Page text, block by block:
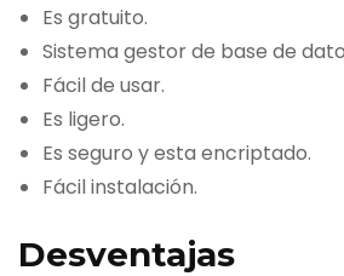
Es gratuito.
Sistema gestor de base de
Fácil de usar.
Es ligero.
Es seguro y esta encriptado.
Fácil instalación.
Desventajas